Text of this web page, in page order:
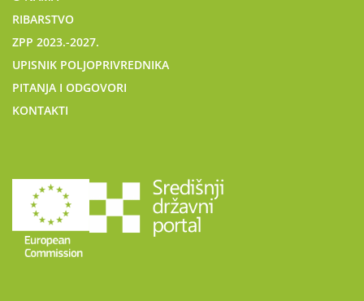
RIBARSTVO
ZPP 2023.-2027.
UPISNIK POLJOPRIVREDNIKA
PITANJA I ODGOVORI
KONTAKTI